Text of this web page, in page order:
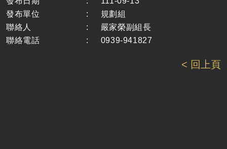
發布單位
:
規劃組
聯絡人
:
嚴家榮副組長
聯絡電話
: 0939-941827
< 回上頁